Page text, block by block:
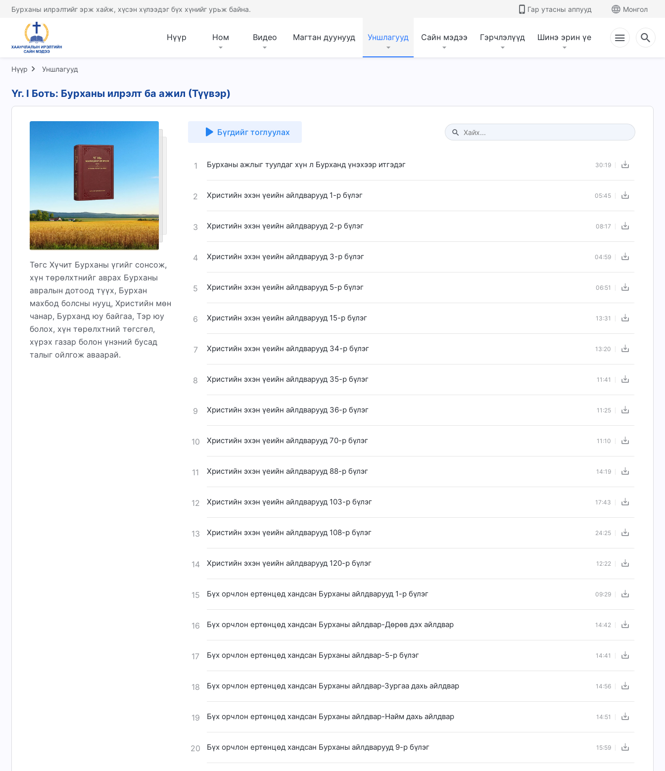
Бурханы илрэлтийг эрж хайж, хүсэн хүлээдэг бүх хүнийг урьж байна. Гар утасны аппууд Монгол
Нүүр Ном Видео Магтан дуунууд Уншлагууд Сайн мэдээ Гэрчлэлүүд Шинэ эрин үе
Нүүр Уншлагууд
Үг. I Боть: Бурханы илрэлт ба ажил (Түүвэр)
Төгс Хүчит Бурханы үгийг сонсож,
хүн төрөлхтнийг аврах Бурханы
авралын дотоод түүх, Бурхан
махбод болсны нууц, Христийн мөн
чанар, Бурханд юу байгаа, Тэр юу
болох, хүн төрөлхтний төгсгөл,
хүрэх газар болон үнэний бусад
талыг ойлгож аваарай.
Бүгдийг тоглуулах
Type 1 or more characters for results.
1 Бурханы ажлыг туулдаг хүн л Бурханд үнэхээр итгэдэг 30:19
2 Христийн эхэн үеийн айлдварууд 1-р бүлэг 05:45
3 Христийн эхэн үеийн айлдварууд 2-р бүлэг 08:17
4 Христийн эхэн үеийн айлдварууд 3-р бүлэг 04:59
5 Христийн эхэн үеийн айлдварууд 5-р бүлэг 06:51
6 Христийн эхэн үеийн айлдварууд 15-р бүлэг 13:31
7 Христийн эхэн үеийн айлдварууд 34-р бүлэг 13:20
8 Христийн эхэн үеийн айлдварууд 35-р бүлэг 11:41
9 Христийн эхэн үеийн айлдварууд 36-р бүлэг 11:25
10 Христийн эхэн үеийн айлдварууд 70-р бүлэг 11:10
11 Христийн эхэн үеийн айлдварууд 88-р бүлэг 14:19
12 Христийн эхэн үеийн айлдварууд 103-р бүлэг 17:43
13 Христийн эхэн үеийн айлдварууд 108-р бүлэг 24:25
14 Христийн эхэн үеийн айлдварууд 120-р бүлэг 12:22
15 Бүх орчлон ертөнцөд хандсан Бурханы айлдварууд 1-р бүлэг 09:29
16 Бүх орчлон ертөнцөд хандсан Бурханы айлдвар-Дөрөв дэх айлдвар 14:42
17 Бүх орчлон ертөнцөд хандсан Бурханы айлдвар-5-р бүлэг 14:41
18 Бүх орчлон ертөнцөд хандсан Бурханы айлдвар-Зургаа дахь айлдвар 14:56
19 Бүх орчлон ертөнцөд хандсан Бурханы айлдвар-Найм дахь айлдвар 14:51
20 Бүх орчлон ертөнцөд хандсан Бурханы айлдварууд 9-р бүлэг 15:59